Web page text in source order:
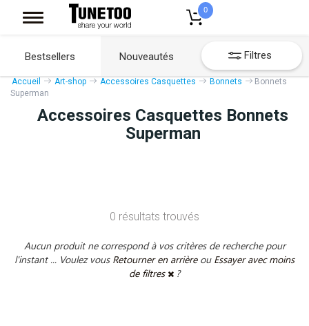
0
Bestsellers Nouveautés Filtres
Accueil Art-shop Accessoires Casquettes Bonnets
Bonnets
Superman
Accessoires Casquettes Bonnets
Superman
0 résultats trouvés
Aucun produit ne correspond à vos critères de recherche pour
l'instant ... Voulez vous Retourner en arrière ou Essayer avec moins
de filtres
?